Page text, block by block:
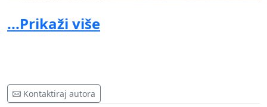
...Prikaži više
Kontaktiraj autora